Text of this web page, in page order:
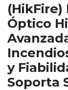
Óptico
y
Soporta